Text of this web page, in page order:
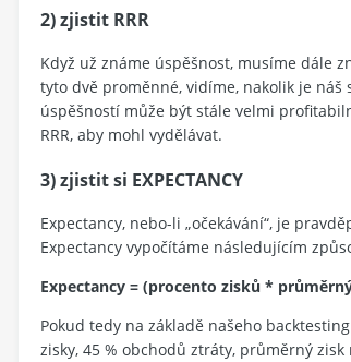
2) zjistit RRR
Když už známe úspěšnost, musíme dále
tyto dvě proměnné, vidíme, nakolik je
úspěšností může být stále velmi
RRR, aby mohl vydělávat.
3) zjistit si EXPECTANCY
Expectancy, nebo-li „očekávání“, je
Expectancy vypočítáme následujícím
Expectancy = (procento zisků *
Pokud tedy na základě našeho
zisky, 45 % obchodů ztráty, průměrný